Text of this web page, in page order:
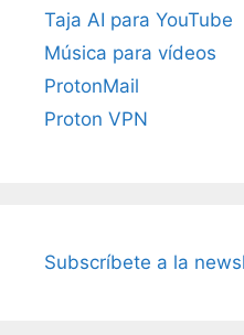
Taja AI para YouTube
Música para vídeos
ProtonMail
Proton VPN
Subscríbete a la